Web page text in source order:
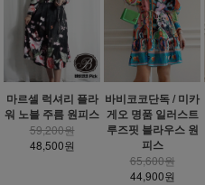
마르셀 럭셔리 플라
워 노블 주름 원피스
59,200원
48,500원
바비코코단독 / 미카
게오 명품 일러스트
루즈핏 블라우스 원
피스
65,600원
44,900원